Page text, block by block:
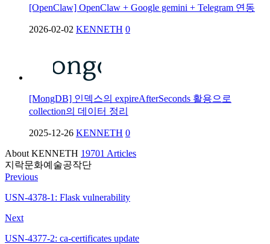
[OpenClaw] OpenClaw + Google gemini + Telegram 연동
2026-02-02 KENNETH 0
[MongDB] 인덱스의 expireAfterSeconds 활용으로
collection의 데이터 정리
2025-12-26 KENNETH 0
About KENNETH 19701 Articles
지락문화예술공작단
Previous
USN-4378-1: Flask vulnerability
Next
USN-4377-2: ca-certificates update